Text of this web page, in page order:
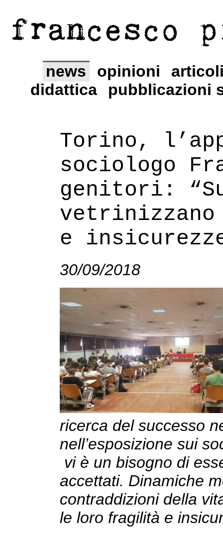
francesco
news opinioni
didattica
pubblicazioni
Torino,
sociologo
genitori:
e
30/09/2018
ricerca del successo
nell’esposizione sui
vi è un bisogno di
accettati. Dinamiche
contraddizioni della
le loro fragilità e